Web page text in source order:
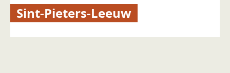
Sint-Pieters-Leeuw